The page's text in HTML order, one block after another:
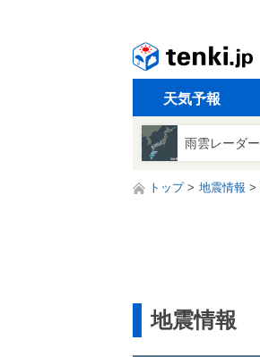
天気予報
雨雲レーダー
トップ 地震情報
地震情報